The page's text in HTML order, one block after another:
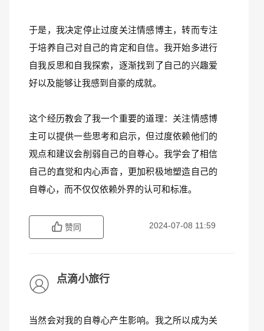
于是，我决定停止过度关注情感博主，转而专注
于培养自己对自己的肯定和自信。我开始多进行
自我反思和自我探索，逐渐找到了自己的兴趣爱
好以及能够让我感到自豪的成就。
这个经历教会了我一个重要的道理：关注情感博
主可以提供一些思考和启示，但过度依赖他们的
观点和建议会削弱自己的自尊心。我学会了相信
自己的直觉和内心声音，更加积极地塑造自己的
自尊心，而不仅仅依赖外界的认可和标准。
赞同 2024-07-08 11:59
点滴小旅行
当然会对我的自尊心产生影响。我之所以成为关